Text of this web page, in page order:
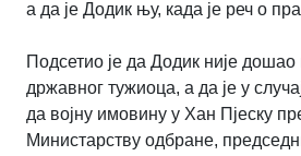
а да jе Додик њу, када jе реч о
Подсетио jе да Додик ниjе
државног тужиоца, а да jе у
да воjну имовину у Хан Пjеску
Mинистарству одбране,